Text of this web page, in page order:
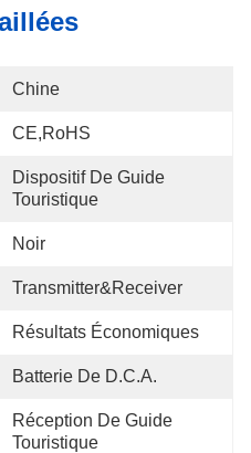
Chine
CE,RoHS
Dispositif De Guide
Touristique
Noir
Transmitter&Receiver
Résultats Économiques
Batterie De D.C.A.
Réception De Guide
Touristique